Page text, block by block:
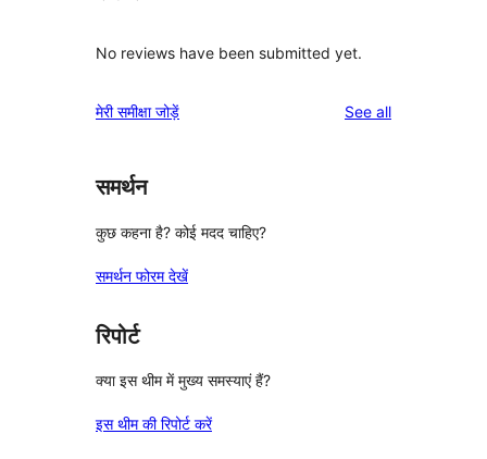
No reviews have been submitted yet.
मेरी समीक्षा जोड़ें See allreviews
समर्थन
कुछ कहना है? कोई मदद चाहिए?
समर्थन फोरम देखें
रिपोर्ट
क्या इस थीम में मुख्य समस्याएं हैं?
इस थीम की रिपोर्ट करें